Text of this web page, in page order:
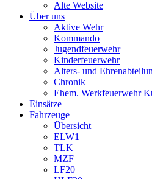
Alte Website
Über uns
Aktive Wehr
Kommando
Jugendfeuerwehr
Kinderfeuerwehr
Alters- und
Chronik
Ehem. Werkfeuerwehr
Einsätze
Fahrzeuge
Übersicht
ELW1
TLK
MZF
LF20